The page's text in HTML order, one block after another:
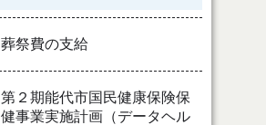
葬祭費の支給
第２期能代市国民健康保険保
健事業実施計画（データヘル